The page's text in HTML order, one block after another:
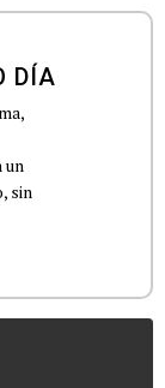
DÍA
un
sin